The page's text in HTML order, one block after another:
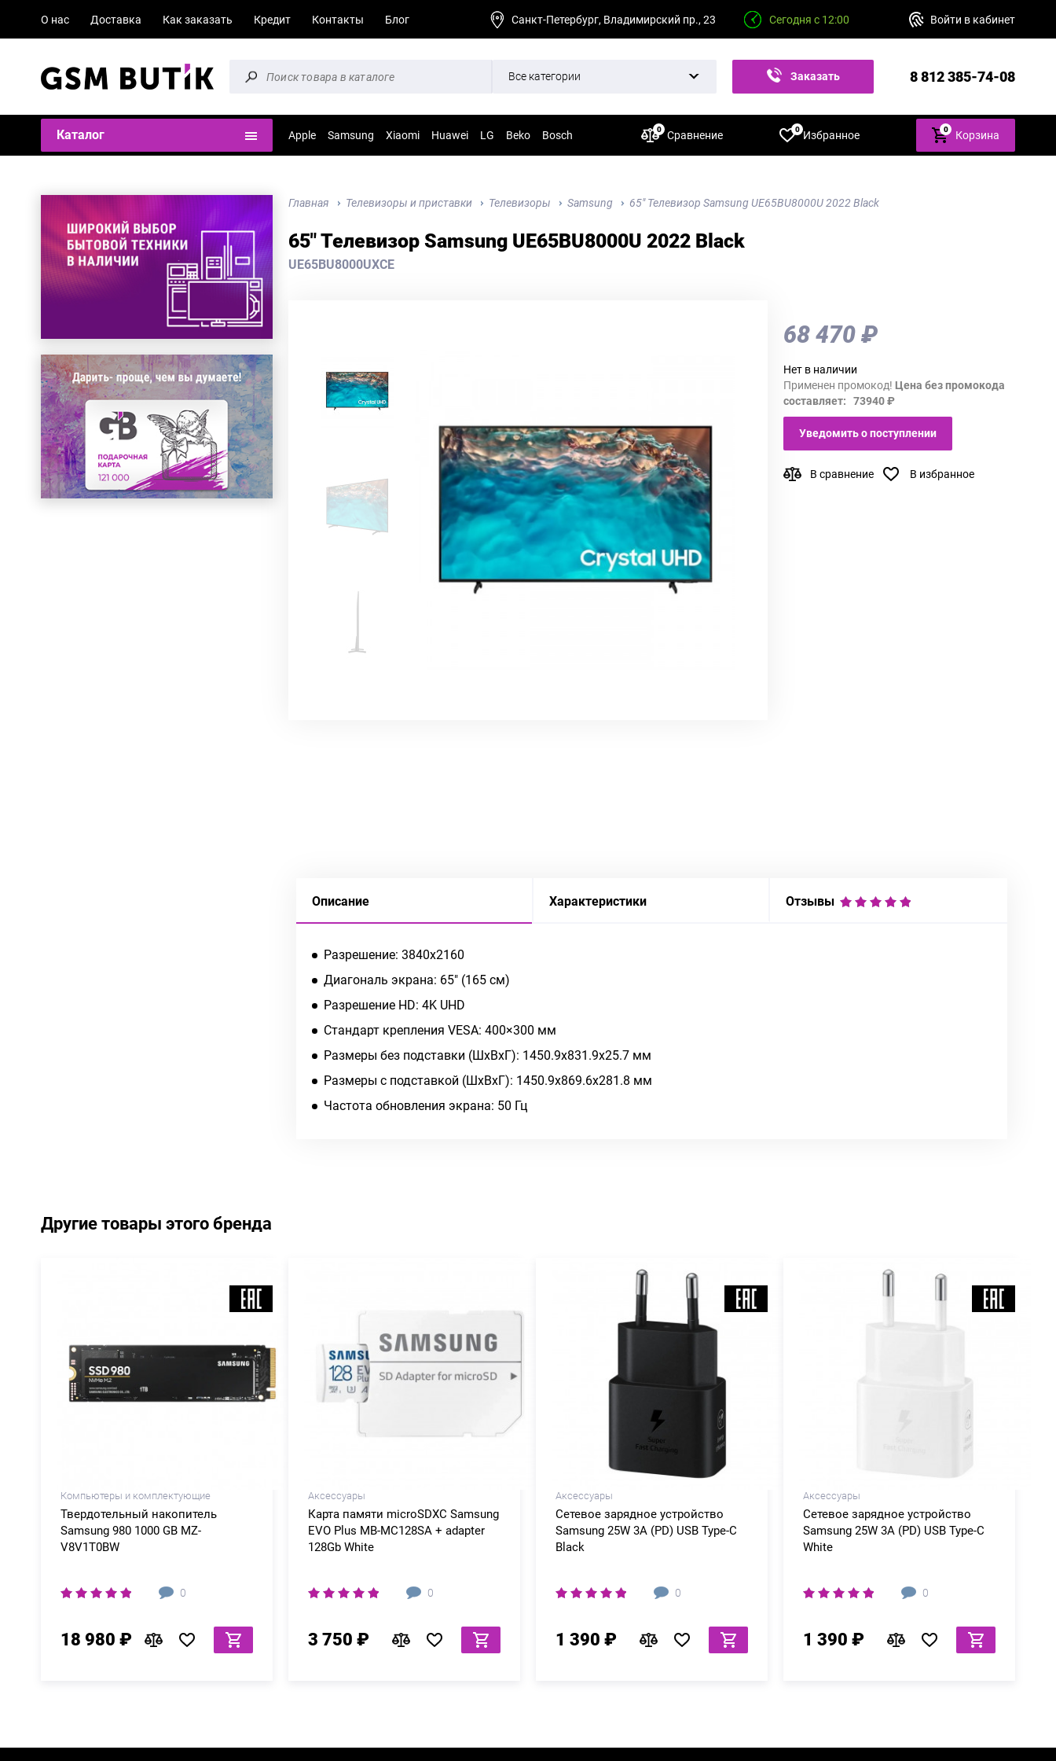
О нас Доставка Как заказать Кредит Контакты Блог Санкт-Петербург, Владимирский пр., 23 Сегодня с 12:00 Войти в кабинет
Все категории Заказать 8 812 385-74-08
Каталог Apple Samsung Xiaomi Huawei LG Beko Bosch Сравнение
0 Избранное
0 0 Корзина
Главная Телевизоры и приставки Телевизоры Samsung 65" Телевизор Samsung UE65BU8000U 2022 Black
65" Телевизор Samsung UE65BU8000U 2022 Black
UE65BU8000UXCE
68 470 ₽
Нет в наличии
Применен промокод! Цена без промокода
составляет: 73940 ₽
Уведомить о поступлении
В сравнение В избранное
Описание Характеристики Отзывы
Разрешение: 3840x2160
Диагональ экрана: 65" (165 см)
Разрешение HD: 4K UHD
Стандарт крепления VESA: 400×300 мм
Размеры без подставки (ШxВxГ): 1450.9x831.9x25.7 мм
Размеры с подставкой (ШxВxГ): 1450.9x869.6x281.8 мм
Частота обновления экрана: 50 Гц
Другие товары этого бренда
Компьютеры и комплектующие
Твердотельный накопитель
Samsung 980 1000 GB MZ-
V8V1T0BW
0
18 980 ₽
Аксессуары
Карта памяти microSDXC Samsung
EVO Plus MB-MC128SA + adapter
128Gb White
0
3 750 ₽
Аксессуары
Сетевое зарядное устройство
Samsung 25W 3A (PD) USB Type-C
Black
0
1 390 ₽
Аксессуары
Сетевое зарядное устройство
Samsung 25W 3A (PD) USB Type-C
White
0
1 390 ₽